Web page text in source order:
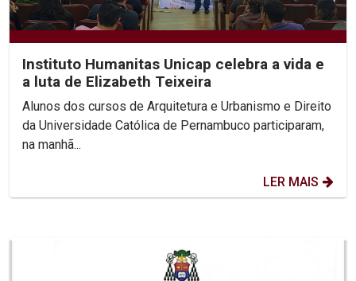
Instituto Humanitas Unicap celebra a vida e
a luta de Elizabeth Teixeira
Alunos dos cursos de Arquitetura e Urbanismo e Direito
da Universidade Católica de Pernambuco participaram,
na manhã...
LER MAIS